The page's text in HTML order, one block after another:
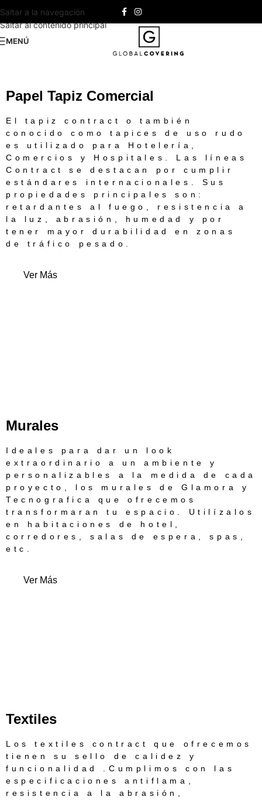
Saltar a la navegación
Saltar al contenido principal
MENÚ
Papel Tapiz Comercial
El tapiz contract o también
conocido como tapices de uso rudo
es utilizado para Hotelería,
Comercios y Hospitales. Las líneas
Contract se destacan por cumplir
estándares internacionales. Sus
propiedades principales son:
retardantes al fuego, resistencia a
la luz, abrasión, humedad y por
tener mayor durabilidad en zonas
de tráfico pesado.
Ver Más
Murales
Ideales para dar un look
extraordinario a un ambiente y
personalizables a la medida de cada
proyecto, los murales de Glamora y
Tecnografica que ofrecemos
transformaran tu espacio. Utilízalos
en habitaciones de hotel,
corredores, salas de espera, spas,
etc.
Ver Más
Textiles
Los textiles contract que ofrecemos
tienen su sello de calidez y
funcionalidad .Cumplimos con las
especificaciones antiflama,
resistencia a la abrasión,